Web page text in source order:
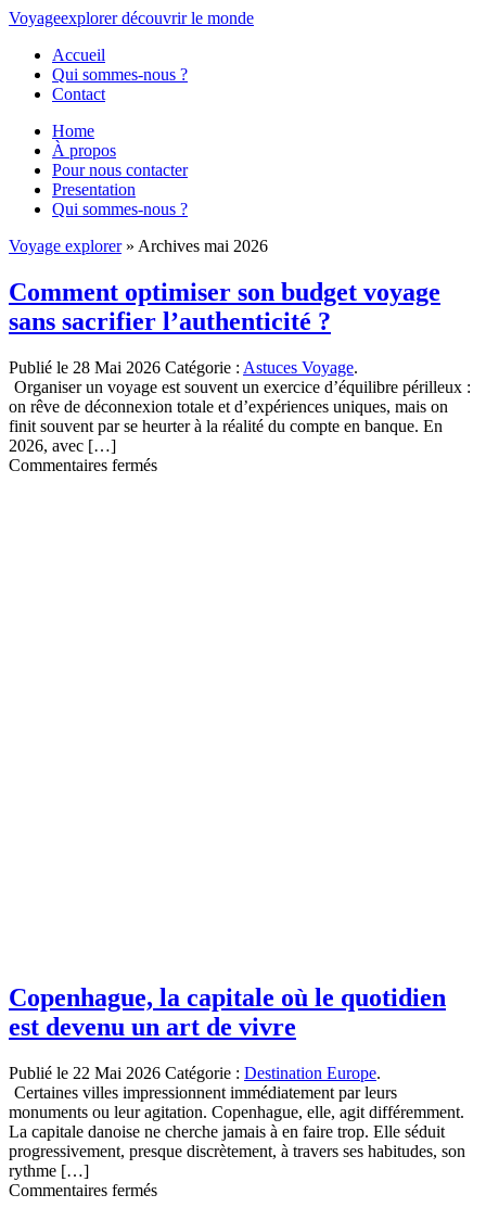
Voyageexplorer découvrirle monde
Accueil
Qui sommes-nous ?
Contact
Home
À propos
Pour nous contacter
Presentation
Qui sommes-nous ?
Voyage explorer» Archives mai 2026
Comment optimiser son budget voyage
sans sacrifier l’authenticité ?
Publié le 28 Mai 2026 Catégorie : Astuces Voyage.
Organiser un voyage est souvent un exercice d’équilibre périlleux :
on rêve de déconnexion totale et d’expériences uniques, mais on
finit souvent par se heurter à la réalité du compte en banque. En
2026, avec […]
Commentaires ferméssur
Copenhague, la capitale où le quotidien
est devenu un art de vivre
Publié le 22 Mai 2026 Catégorie : Destination Europe.
Certaines villes impressionnent immédiatement par leurs
monuments ou leur agitation. Copenhague, elle, agit différemment.
La capitale danoise ne cherche jamais à en faire trop. Elle séduit
progressivement, presque discrètement, à travers ses habitudes, son
rythme […]
Commentaires ferméssur